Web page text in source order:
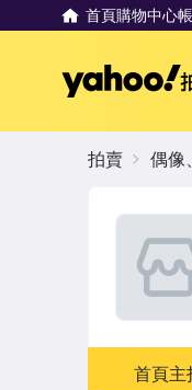
首頁購物中心
首頁主
拍賣 偶像